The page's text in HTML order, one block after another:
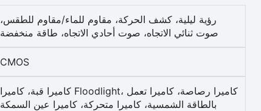
رؤية ليلية، كشف الحركة، مقاوم للماء/مقاوم للطقس،
صوت ثنائي الاتجاه، صوت أحادي الاتجاه، طاقة منخفضة
CMOS
كاميرا قبة، كاميرا Floodlight، كاميرا رصاصة، كاميرا تعمل
بالطاقة الشمسية، كاميرا متحركة، كاميرا عين السمكة